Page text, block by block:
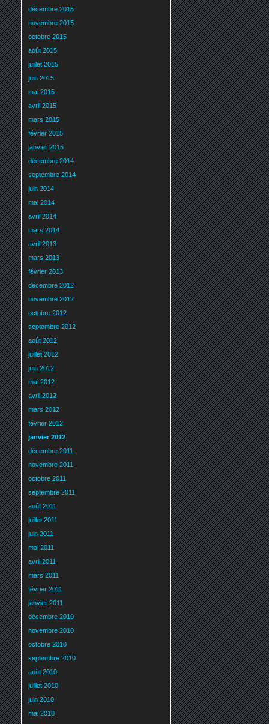
décembre 2015
novembre 2015
octobre 2015
août 2015
juillet 2015
juin 2015
mai 2015
avril 2015
mars 2015
février 2015
janvier 2015
décembre 2014
septembre 2014
juin 2014
mai 2014
avril 2014
mars 2014
avril 2013
mars 2013
février 2013
décembre 2012
novembre 2012
octobre 2012
septembre 2012
août 2012
juillet 2012
juin 2012
mai 2012
avril 2012
mars 2012
février 2012
janvier 2012
décembre 2011
novembre 2011
octobre 2011
septembre 2011
août 2011
juillet 2011
juin 2011
mai 2011
avril 2011
mars 2011
février 2011
janvier 2011
décembre 2010
novembre 2010
octobre 2010
septembre 2010
août 2010
juillet 2010
juin 2010
mai 2010